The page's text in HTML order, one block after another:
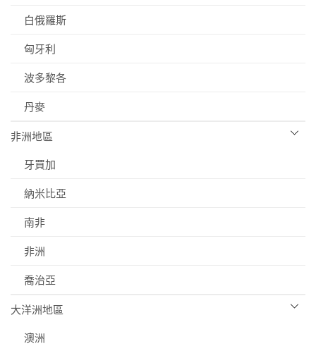
白俄羅斯
匈牙利
波多黎各
丹麥
非洲地區
牙買加
納米比亞
南非
非洲
喬治亞
大洋洲地區
澳洲